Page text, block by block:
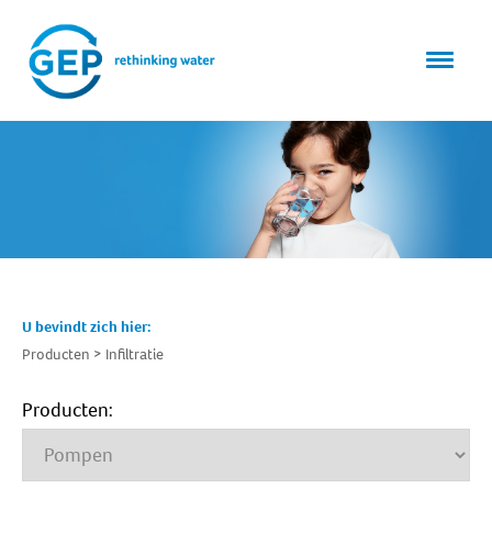
U bevindt zich hier:
Producten
Infiltratie
Producten: